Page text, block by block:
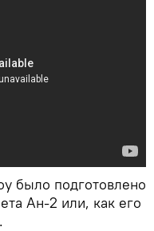
было подготовлено
Ан-2 или, как его